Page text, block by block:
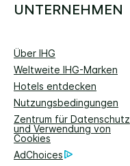
UNTERNEHMEN
Über IHG
Weltweite IHG-Marken
Hotels entdecken
Nutzungsbedingungen
Zentrum für Datenschutz
und Verwendung von
Cookies
AdChoices